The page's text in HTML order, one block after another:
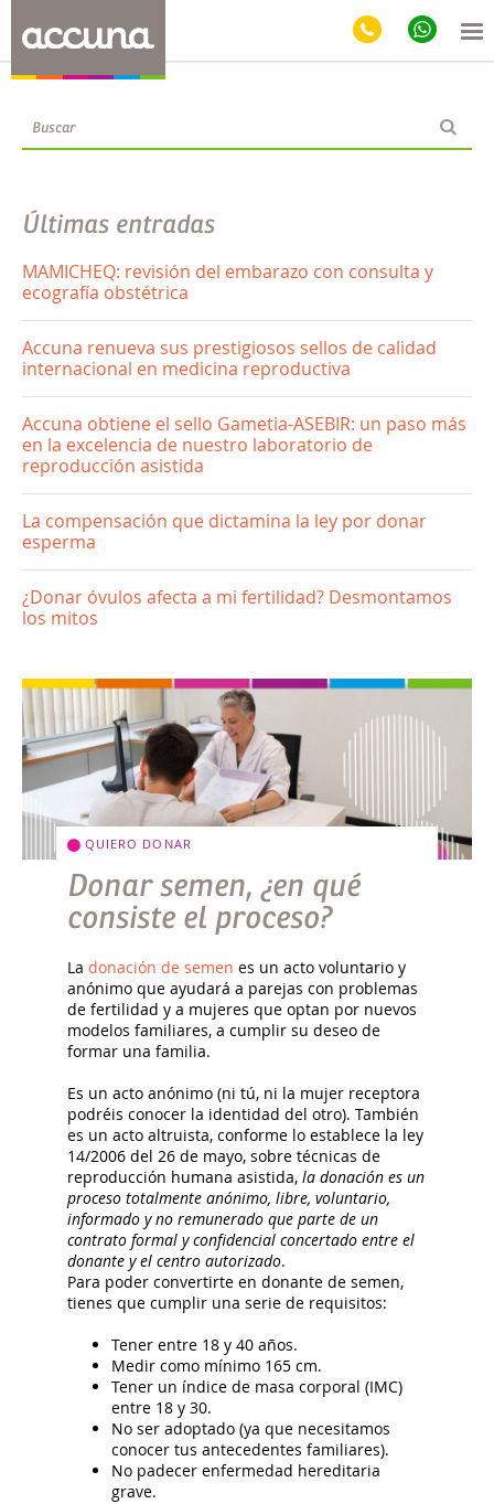
Blog
Últimas entradas
MAMICHEQ: revisión del embarazo con consulta y
ecografía obstétrica
Accuna renueva sus prestigiosos sellos de calidad
internacional en medicina reproductiva
Accuna obtiene el sello Gametia-ASEBIR: un paso más
en la excelencia de nuestro laboratorio de
reproducción asistida
La compensación que dictamina la ley por donar
esperma
¿Donar óvulos afecta a mi fertilidad? Desmontamos
los mitos
QUIERO DONAR
Donar semen, ¿en qué
consiste el proceso?
La donación de semen es un acto voluntario y
anónimo que ayudará a parejas con problemas
de fertilidad y a mujeres que optan por nuevos
modelos familiares, a cumplir su deseo de
formar una familia.
Es un acto anónimo (ni tú, ni la mujer receptora
podréis conocer la identidad del otro). También
es un acto altruista, conforme lo establece la ley
14/2006 del 26 de mayo, sobre técnicas de
reproducción humana asistida, la donación es un
proceso totalmente anónimo, libre, voluntario,
informado y no remunerado que parte de un
contrato formal y confidencial concertado entre el
donante y el centro autorizado.
Para poder convertirte en donante de semen,
tienes que cumplir una serie de requisitos:
Tener entre 18 y 40 años.
Medir como mínimo 165 cm.
Tener un índice de masa corporal (IMC)
entre 18 y 30.
No ser adoptado (ya que necesitamos
conocer tus antecedentes familiares).
No padecer enfermedad hereditaria
grave.